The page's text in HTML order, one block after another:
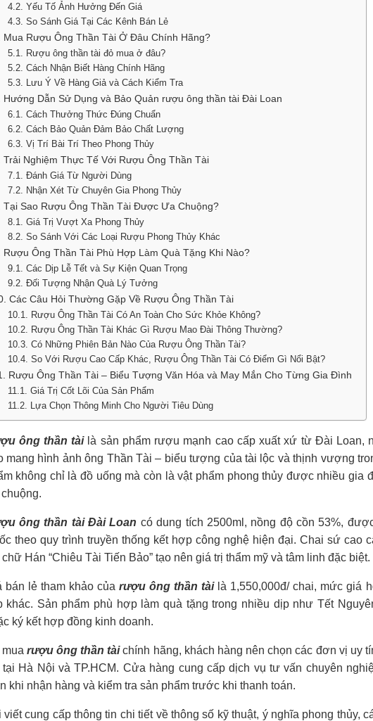
4.2. Yếu Tố Ảnh Hưởng Đến Giá
4.3. So Sánh Giá Tại Các Kênh Bán Lẻ
Mua Rượu Ông Thần Tài Ở Đâu Chính Hãng?
5.1. Rượu ông thần tài đỏ mua ở đâu?
5.2. Cách Nhận Biết Hàng Chính Hãng
5.3. Lưu Ý Về Hàng Giả và Cách Kiểm Tra
Hướng Dẫn Sử Dụng và Bảo Quản rượu ông thần tài Đài Loan
6.1. Cách Thưởng Thức Đúng Chuẩn
6.2. Cách Bảo Quản Đảm Bảo Chất Lượng
6.3. Vị Trí Bài Trí Theo Phong Thủy
Trải Nghiệm Thực Tế Với Rượu Ông Thần Tài
7.1. Đánh Giá Từ Người Dùng
7.2. Nhận Xét Từ Chuyên Gia Phong Thủy
Tại Sao Rượu Ông Thần Tài Được Ưa Chuộng?
8.1. Giá Trị Vượt Xa Phong Thủy
8.2. So Sánh Với Các Loại Rượu Phong Thủy Khác
Rượu Ông Thần Tài Phù Hợp Làm Quà Tặng Khi Nào?
9.1. Các Dịp Lễ Tết và Sự Kiện Quan Trọng
9.2. Đối Tượng Nhận Quà Lý Tưởng
Các Câu Hỏi Thường Gặp Về Rượu Ông Thần Tài
10.1. Rượu Ông Thần Tài Có An Toàn Cho Sức Khỏe Không?
10.2. Rượu Ông Thần Tài Khác Gì Rượu Mao Đài Thông Thường?
10.3. Có Những Phiên Bản Nào Của Rượu Ông Thần Tài?
10.4. So Với Rượu Cao Cấp Khác, Rượu Ông Thần Tài Có Điểm Gì Nổi Bật?
Rượu Ông Thần Tài – Biểu Tượng Văn Hóa và May Mắn Cho Từng Gia Đình
11.1. Giá Trị Cốt Lõi Của Sản Phẩm
11.2. Lựa Chọn Thông Minh Cho Người Tiêu Dùng
ông thần tài là sản phẩm rượu mạnh cao cấp xuất xứ từ Đài Loan,
mang hình ảnh ông Thần Tài – biểu tượng của tài lộc và thịnh vượng
không chỉ là đồ uống mà còn là vật phẩm phong thủy được nhiều gia
ông thần tài Đài Loan có dung tích 2500ml, nồng độ cồn 53%,
theo quy trình truyền thống kết hợp công nghệ hiện đại. Chai sứ cao
chữ Hán “Chiêu Tài Tiến Bảo” tạo nên giá trị thẩm mỹ và tâm linh đặc biệt.
bán lẻ tham khảo của rượu ông thần tàilà 1,550,000đ/ chai, mức giá
khác. Sản phẩm phù hợp làm quà tặng trong nhiều dịp như Tết
ký kết hợp đồng kinh doanh.
rượu ông thần tàichính hãng, khách hàng nên chọn các đơn vị uy
tại Hà Nội và TP.HCM. Cửa hàng cung cấp dịch vụ tư vấn chuyên
khi nhận hàng và kiểm tra sản phẩm trước khi thanh toán.
viết cung cấp thông tin chi tiết về thông số kỹ thuật, ý nghĩa phong thủy,